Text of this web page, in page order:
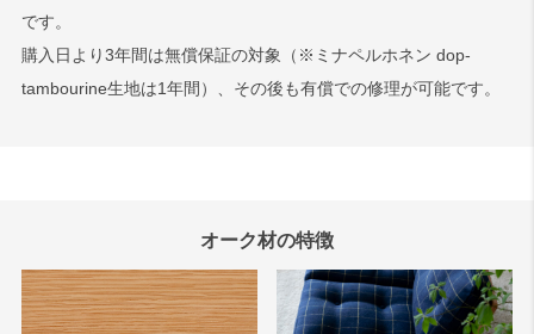
です。
購入日より3年間は無償保証の対象（※ミナペルホネン dop-
tambourine生地は1年間）、その後も有償での修理が可能です。
オーク材の特徴